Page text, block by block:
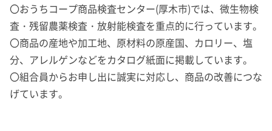
〇おうちコープ商品検査センター(厚木市)では、微生物検
査・残留農薬検査・放射能検査を重点的に行っています。
〇商品の産地や加工地、原材料の原産国、カロリー、塩
分、アレルゲンなどをカタログ紙面に掲載しています。
〇組合員からお申し出に誠実に対応し、商品の改善につな
げています。